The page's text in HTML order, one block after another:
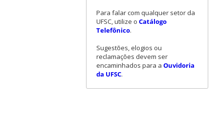
Para falar com qualquer setor da
UFSC, utilize o Catálogo
Telefônico.
Sugestões, elogios ou
reclamações devem ser
encaminhados para a Ouvidoria
da UFSC.